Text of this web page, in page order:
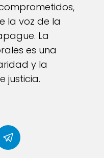
la voz de la
La
es una
y la
justicia.